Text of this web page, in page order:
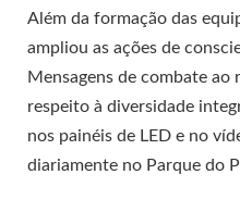
Além da formação das
ampliou as ações de
Mensagens de combate
respeito à diversidade
nos painéis de LED e no
diariamente no Parque do